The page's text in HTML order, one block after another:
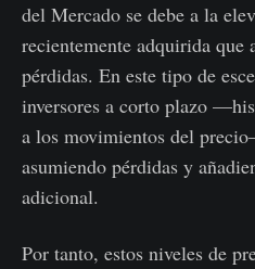
del Mercado se debe a la
recientemente adquirida que
pérdidas. En este tipo de
inversores a corto plazo
a los movimientos del
asumiendo pérdidas y
adicional.
Por tanto, estos niveles de